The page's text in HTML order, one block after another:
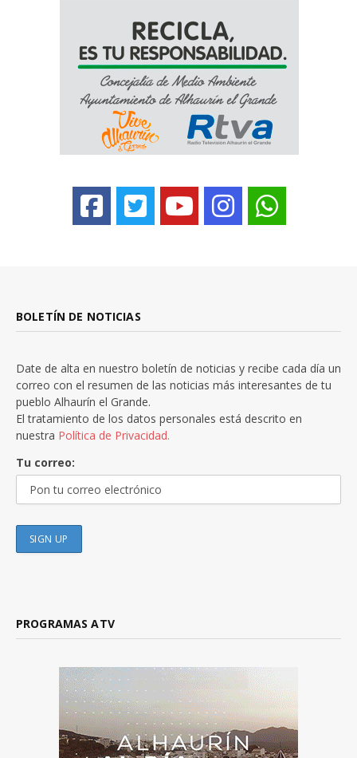
BOLETÍN DE NOTICIAS
Date de alta en nuestro boletín de noticias y recibe cada día un
correo con el resumen de las noticias más interesantes de tu
pueblo Alhaurín el Grande.
El tratamiento de los datos personales está descrito en
nuestra Política de Privacidad.
Tu correo:
PROGRAMAS ATV